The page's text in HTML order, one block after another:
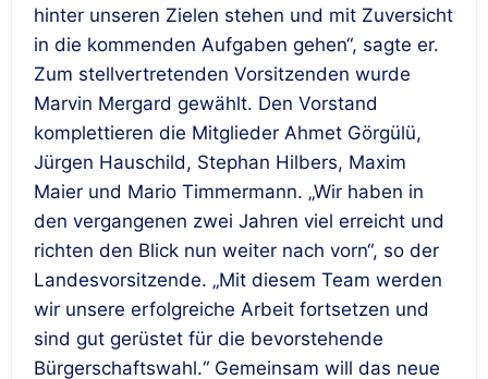
hinter unseren Zielen stehen und mit Zuversicht
in die kommenden Aufgaben gehen“, sagte er.
Zum stellvertretenden Vorsitzenden wurde
Marvin Mergard gewählt. Den Vorstand
komplettieren die Mitglieder Ahmet Görgülü,
Jürgen Hauschild, Stephan Hilbers, Maxim
Maier und Mario Timmermann. „Wir haben in
den vergangenen zwei Jahren viel erreicht und
richten den Blick nun weiter nach vorn“, so der
Landesvorsitzende. „Mit diesem Team werden
wir unsere erfolgreiche Arbeit fortsetzen und
sind gut gerüstet für die bevorstehende
Bürgerschaftswahl.“ Gemeinsam will das neue